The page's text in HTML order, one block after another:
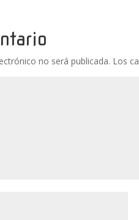
k
no será publicada. Los